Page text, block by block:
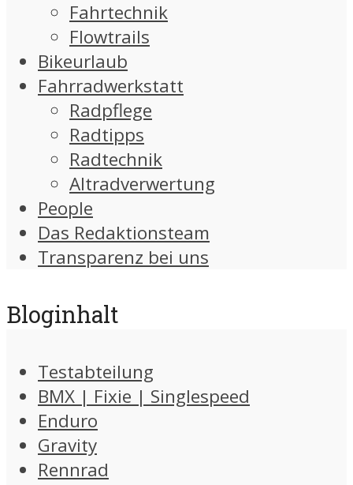
Fahrtechnik
Flowtrails
Bikeurlaub
Fahrradwerkstatt
Radpflege
Radtipps
Radtechnik
Altradverwertung
People
Das Redaktionsteam
Transparenz bei uns
Bloginhalt
Testabteilung
BMX | Fixie | Singlespeed
Enduro
Gravity
Rennrad